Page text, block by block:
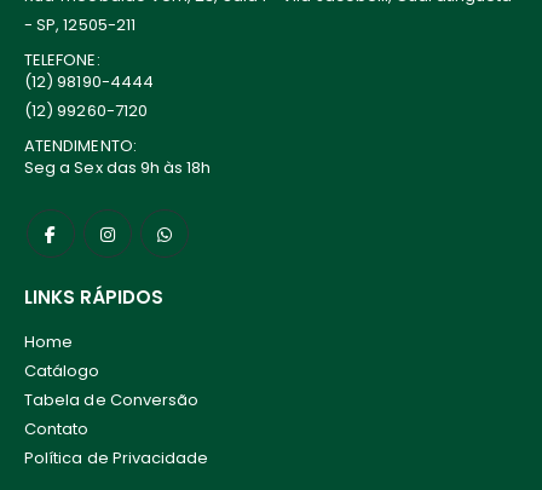
- SP, 12505-211
TELEFONE:
(12) 98190-4444
(12) 99260-7120
ATENDIMENTO:
Seg a Sex das 9h às 18h
LINKS RÁPIDOS
Home
Catálogo
Tabela de Conversão
Contato
Política de Privacidade